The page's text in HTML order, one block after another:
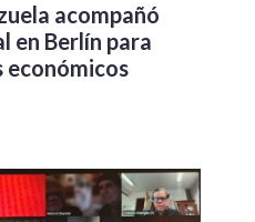
acompañó
en Berlín para